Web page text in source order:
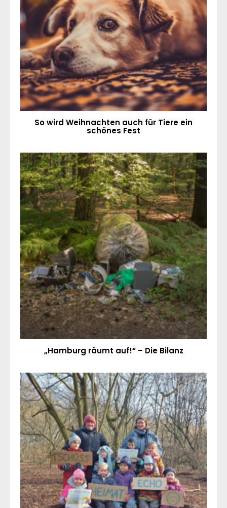
So wird Weihnachten auch für Tiere ein
schönes Fest
„Hamburg räumt auf!“ – Die Bilanz